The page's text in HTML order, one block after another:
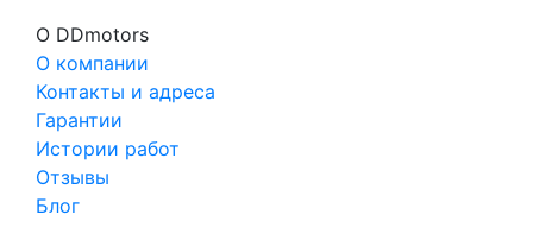
О DDmotors
О компании
Контакты и адреса
Гарантии
Истории работ
Отзывы
Блог